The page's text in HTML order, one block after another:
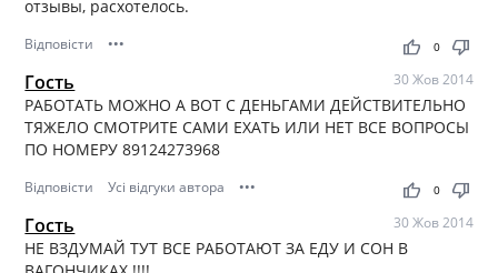
отзывы, расхотелось.
Відповісти ••• thumb_up thumb_down
0
Гость 30 Жов 2014
РАБОТАТЬ МОЖНО А ВОТ С ДЕНЬГАМИ ДЕЙСТВИТЕЛЬНО
ТЯЖЕЛО СМОТРИТЕ САМИ ЕХАТЬ ИЛИ НЕТ ВСЕ ВОПРОСЫ
ПО НОМЕРУ 89124273968
Відповісти Усі відгуки автора ••• thumb_up thumb_down
0
Гость 30 Жов 2014
НЕ ВЗДУМАЙ ТУТ ВСЕ РАБОТАЮТ ЗА ЕДУ И СОН В